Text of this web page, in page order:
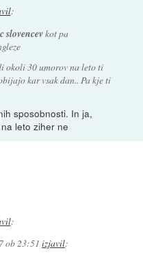
:
slovencevkot pa
okoli 30 umorov na leto ti
kar vsak dan.. Pa kje ti
sposobnosti. In ja,
leto ziher ne
:
ob 23:51 izjavil: